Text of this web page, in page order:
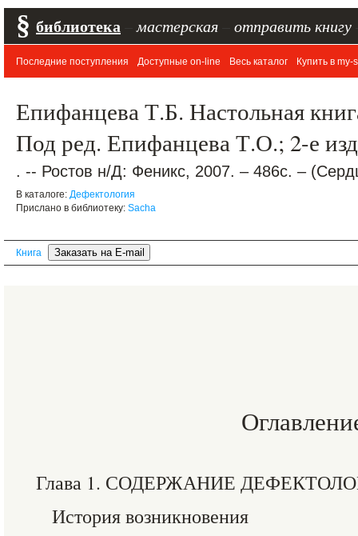
§ библиотека мастерская отправить книгу
Последние поступления Доступные on-line Весь каталог Купить в my-
Епифанцева Т.Б. Настольная
Под ред. Епифанцева Т.О.; 2-е изд
. -- Ростов н/Д: Феникс, 2007. – 486с. –
В каталоге: Дефектология
Прислано в библиотеку: Sacha
Книга
Глава 1. СОДЕРЖАНИЕ
История возникновения